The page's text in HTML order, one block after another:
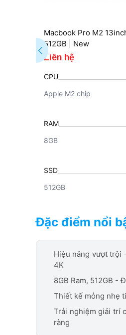
Macbook Pro M2
512GB | New
Liên hệ
CPU
Apple M2 chip
RAM
8GB
SSD
512GB
Screen
Cổng kết nối
Cổng sạc Cổng màn hình
Thunderbolt 3 (lên đến
USB 4 (lên đến 40Gb/s) USB
3.1 Gen 2 (lên đến
Cổng 3.5mm
Đặc điểm nổi
Hiệu năng vượt trội
4K
8GB Ram, 512GB -
Thiết kế mỏng nhẹ
Trải nghiệm giải trí
ràng